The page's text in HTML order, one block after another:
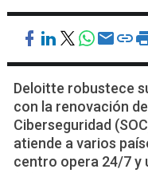
Deloitte robustece
con la renovación
Ciberseguridad
atiende a varios
centro opera 24/7 y